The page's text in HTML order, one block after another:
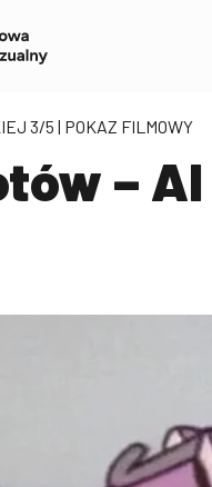
3/5 | POKAZ FILMOWY
–